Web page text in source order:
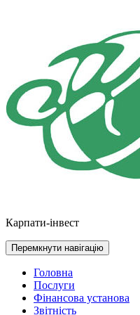
Карпати-інвест
Перемкнути навігацію
Головна
Послуги
Фінансова установа
Звітність